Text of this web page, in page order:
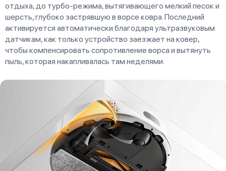
отдыха, до турбо-режима, вытягивающего мелкий песок и
шерсть, глубоко застрявшую в ворсе ковра. Последний
активируется автоматически благодаря ультразвуковым
датчикам, как только устройство заезжает на ковер,
чтобы компенсировать сопротивление ворса и вытянуть
пыль, которая накапливалась там неделями.